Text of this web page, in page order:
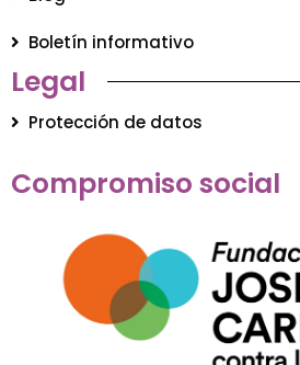
Boletín informativo
Legal
Protección de datos
Compromiso social